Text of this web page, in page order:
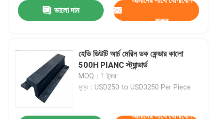
ভালো দাম
করুন
হেভি ডিউটি ​​আর্চ মেরিন ডক ফেন্ডার কালো
500H PIANC স্ট্যান্ডার্ড
MOQ：1 টুকরা
মূল্য：USD250 to USD3250 Per Piece
আমাদের সাথে যোগাযোগ